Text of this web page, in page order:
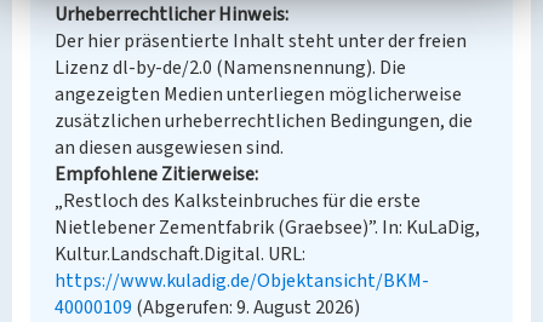
Urheberrechtlicher Hinweis
Der hier präsentierte Inhalt steht unter der freien
Lizenz dl-by-de/2.0 (Namensnennung). Die
angezeigten Medien unterliegen möglicherweise
zusätzlichen urheberrechtlichen Bedingungen, die
an diesen ausgewiesen sind.
Empfohlene Zitierweise
„Restloch des Kalksteinbruches für die erste
Nietlebener Zementfabrik (Graebsee)”. In: KuLaDig,
Kultur.Landschaft.Digital. URL:
https://www.kuladig.de/Objektansicht/BKM-
40000109 (Abgerufen: 9. August 2026)